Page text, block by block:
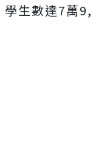
學生數達7萬